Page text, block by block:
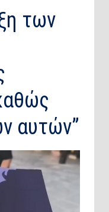
των
αυτών”